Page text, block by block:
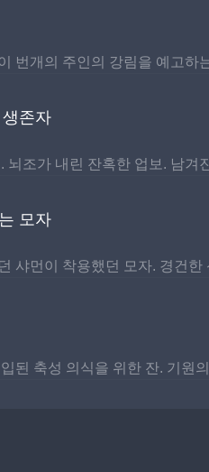
번개의 주인의 강림을 예고
존자
뇌조가 내린 잔혹한 업보. 남
모자
샤먼이 착용했던 모자. 경건
된 축성 의식을 위한 잔. 기원